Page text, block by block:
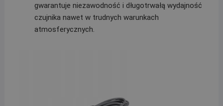
gwarantuje niezawodność i długotrwałą wydajność
czujnika nawet w trudnych warunkach
atmosferycznych.